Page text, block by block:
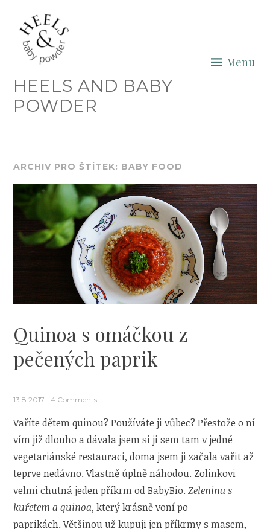
content
HEELS AND BABY
POWDER
Menu
ARCHIV PRO ŠTÍTEK: BABY FOOD
Quinoa s omáčkou z
pečených paprik
13.8.2017 4 Comments
Vaříte dětem quinou? Používáte ji vůbec? Přestože o ní
vím již dlouho a dávala jsem si ji sem tam v jedné
vegetariánské restauraci, doma jsem ji začala vařit až
teprve nedávno. Vlastně úplně náhodou. Zolinkovi
velmi chutná jeden příkrm od BabyBio.Zelenina s
kuřetem a quinoa, který krásně voní po
paprikách. Většinou už kupuji jen příkrmy s masem,